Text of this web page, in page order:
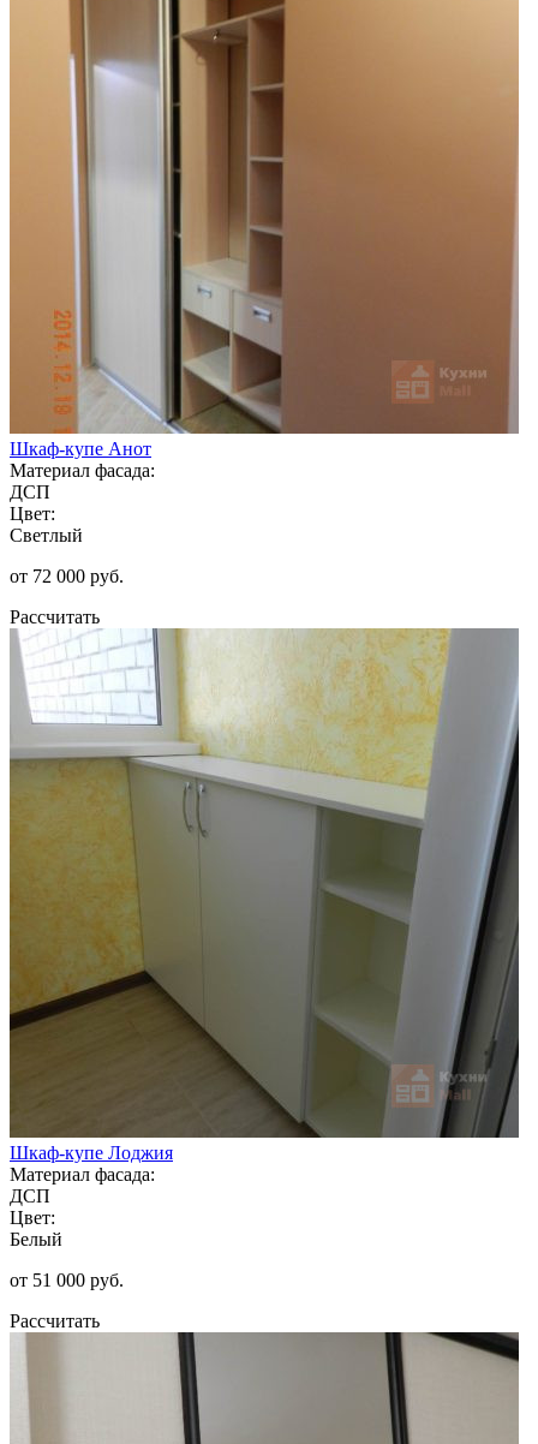
Шкаф-купе Анот
Материал фасада:
ДСП
Цвет:
Светлый
от 72 000 руб.
Рассчитать
Шкаф-купе Лоджия
Материал фасада:
ДСП
Цвет:
Белый
от 51 000 руб.
Рассчитать